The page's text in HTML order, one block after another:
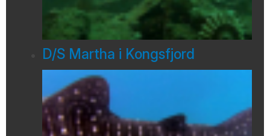
D/S Martha i Kongsfjord